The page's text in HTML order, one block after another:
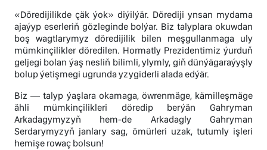
«Döredijilikde çäk ýok» diýilýär. Dörediji ynsan mydama
ajaýyp eserleriň gözleginde bolýar. Biz talyplara okuwdan
boş wagtlarymyz döredijilik bilen meşgullanmaga uly
mümkinçilikler döredilen. Hormatly Prezidentimiz ýurduň
geljegi bolan ýaş nesliň bilimli, ylymly, giň dünýägaraýyşly
bolup ýetişmegi ugrunda yzygiderli alada edýär.
Biz — talyp ýaşlara okamaga, öwrenmäge, kämilleşmäge
ähli mümkinçilikleri döredip berýän Gahryman
Arkadagymyzyň hem-de Arkadagly Gahryman
Serdarymyzyň janlary sag, ömürleri uzak, tutumly işleri
hemişe rowaç bolsun!